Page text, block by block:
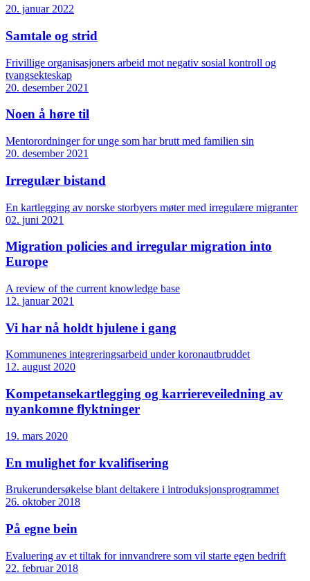
20. januar 2022
Samtale og strid
Frivillige organisasjoners arbeid mot negativ sosial kontroll og
tvangsekteskap
20. desember 2021
Noen å høre til
Mentorordninger for unge som har brutt med familien sin
20. desember 2021
Irregulær bistand
En kartlegging av norske storbyers møter med irregulære migranter
02. juni 2021
Migration policies and irregular migration into
Europe
A review of the current knowledge base
12. januar 2021
Vi har nå holdt hjulene i gang
Kommunenes integreringsarbeid under koronautbruddet
12. august 2020
Kompetansekartlegging og karriereveiledning av
nyankomne flyktninger
19. mars 2020
En mulighet for kvalifisering
Brukerundersøkelse blant deltakere i introduksjonsprogrammet
26. oktober 2018
På egne bein
Evaluering av et tiltak for innvandrere som vil starte egen bedrift
22. februar 2018